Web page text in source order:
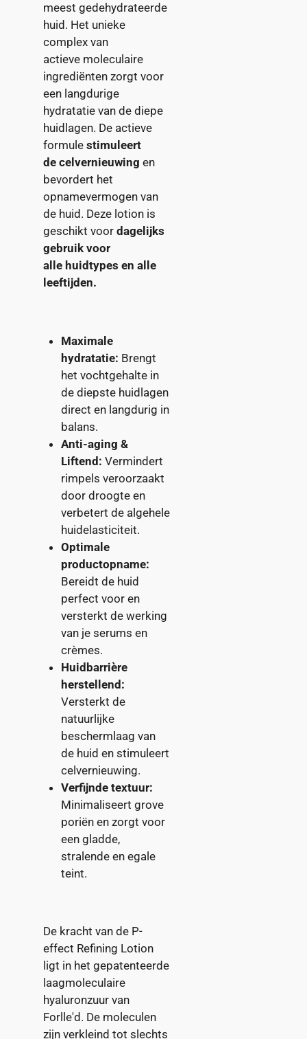
meest gedehydrateerde
huid. Het unieke
complex van
actieve moleculaire
ingrediënten zorgt voor
een langdurige
hydratatie van de diepe
huidlagen. De actieve
formule stimuleert
de celvernieuwing en
bevordert het
opnamevermogen van
de huid. Deze lotion is
geschikt voor dagelijks
gebruik voor
alle huidtypes en alle
leeftijden.
Maximale
hydratatie: Brengt
het vochtgehalte in
de diepste huidlagen
direct en langdurig in
balans.
Anti-aging &
Liftend: Vermindert
rimpels veroorzaakt
door droogte en
verbetert de algehele
huidelasticiteit.
Optimale
productopname:
Bereidt de huid
perfect voor en
versterkt de werking
van je serums en
crèmes.
Huidbarrière
herstellend:
Versterkt de
natuurlijke
beschermlaag van
de huid en stimuleert
celvernieuwing.
Verfijnde textuur:
Minimaliseert grove
poriën en zorgt voor
een gladde,
stralende en egale
teint.
De kracht van de P-
effect Refining Lotion
ligt in het gepatenteerde
laagmoleculaire
hyaluronzuur van
Forlle'd. De moleculen
zijn verkleind tot slechts